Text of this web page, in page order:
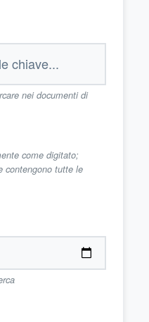
nei documenti di
come digitato;
contengono tutte le